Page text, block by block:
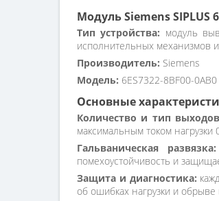
Модуль Siemens SIPLUS
Тип устройства: модуль
исполнительных механизмов
Производитель: Siemens
Модель: 6ES7322-8BF00-0AB0
Основные
Количество и тип
максимальным током нагрузки
Гальваническая развязка:
помехоустойчивость и
Защита и диагностика:
об ошибках нагрузки и обрыве